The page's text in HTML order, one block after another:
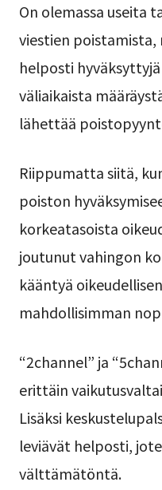
On olemassa useita
viestien
helposti
väliaikaista
lähettää
Riippumatta siitä,
poiston
korkeatasoista
joutunut vahingon
kääntyä
mahdollisimman
“2channel” ja
erittäin
Lisäksi
leviävät helposti,
välttämätöntä.